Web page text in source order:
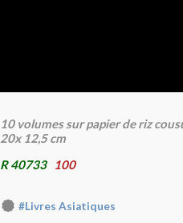
10 volumes sur papier de riz
20x 12,5 cm
R 40733
100
#Livres Asiatiques